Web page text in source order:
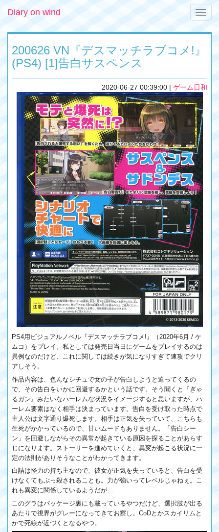
Toggle
Diary on wind
200626 VN『デスマッチラブコメ!』
(PS4) [1]告白サスペンス
2020-06-27 00:39:00 | ゲーム日和
PS4用ビジュアルノベル『デスマッチラブコメ!』（2020年6月 / ケ
ムコ）をプレイ。私としては発売日当日にゲームをプレイするのは
異例なのだけど、これに関しては続きが気になりすぎて速攻でクリ
アしそう。
作品内容は、色んなシチュで女の子が告白しようと迫ってくるの
で、その告白をいかに回避するかという話です。そう聞くと『ぎゃ
るガン』みたいなハーレムな状況をイメージすると思いますが、ハ
ーレム要素はなく相手は決まっています。告白を受け取った時点で
主人公は文字通り爆死します。相手は正気を失っていて、こちらも
生死がかかっているので、甘いムードもありません。「告白シー
ン」を回避しながらその異常が起きている原因を探ることがあらす
じになります。ストーリーを進めていくと、異変が起こる状況に一
定の法則がありそうなことがわかってきます。
白詰は怪力の持ち主なので、彼女が正気を失っていると、告白を受
けなくてもぶっ殺されることも。力が強いってレベルじゃねぇ。こ
れも異変に関係しているようだが…
このグラはパッケージ裏にも載っているやつだけど、選択肢が出る
あたりで視界がグレーになってきてお察し。CoDとかスカイリムと
かで死線が近づくとなるやつ。